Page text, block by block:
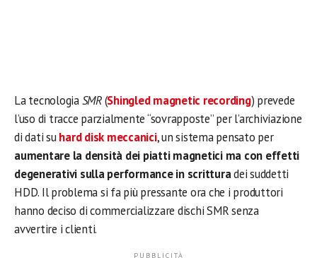
La tecnologiaSMR(Shingled magnetic recording) prevede
l’uso di tracce parzialmente “sovrapposte” per l’archiviazione
di dati suhard disk meccanici, un sistema pensato per
aumentare la densità dei piatti magnetici ma con effetti
degenerativi sulla performance in scritturadei suddetti
HDD. Il problema si fa più pressante ora che i produttori
hanno deciso di commercializzare dischi SMR senza
avvertire i clienti.